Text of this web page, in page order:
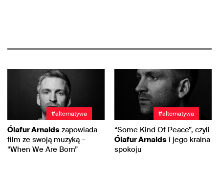
#alternatywa
Ólafur Arnalds zapowiada
film ze swoją muzyką –
“When We Are Born”
#alternatywa
“Some Kind Of Peace”, czyli
Ólafur Arnalds i jego kraina
spokoju